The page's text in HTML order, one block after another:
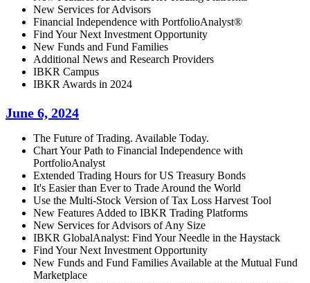
New Services for Advisors
Financial Independence with PortfolioAnalyst®
Find Your Next Investment Opportunity
New Funds and Fund Families
Additional News and Research Providers
IBKR Campus
IBKR Awards in 2024
June 6, 2024
The Future of Trading. Available Today.
Chart Your Path to Financial Independence with
PortfolioAnalyst
Extended Trading Hours for US Treasury Bonds
It's Easier than Ever to Trade Around the World
Use the Multi-Stock Version of Tax Loss Harvest Tool
New Features Added to IBKR Trading Platforms
New Services for Advisors of Any Size
IBKR GlobalAnalyst: Find Your Needle in the Haystack
Find Your Next Investment Opportunity
New Funds and Fund Families Available at the Mutual Fund
Marketplace